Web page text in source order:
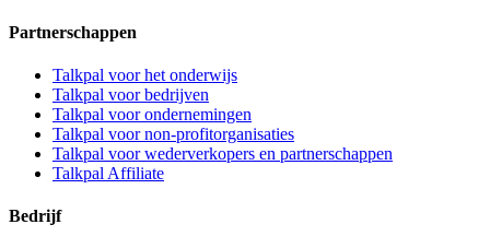
Partnerschappen
Talkpal voor het onderwijs
Talkpal voor bedrijven
Talkpal voor ondernemingen
Talkpal voor non-profitorganisaties
Talkpal voor wederverkopers en partnerschappen
Talkpal Affiliate
Bedrijf